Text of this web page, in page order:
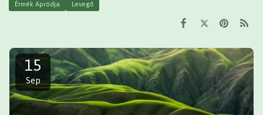
Érmék Apródja
Levegő
15
Sep